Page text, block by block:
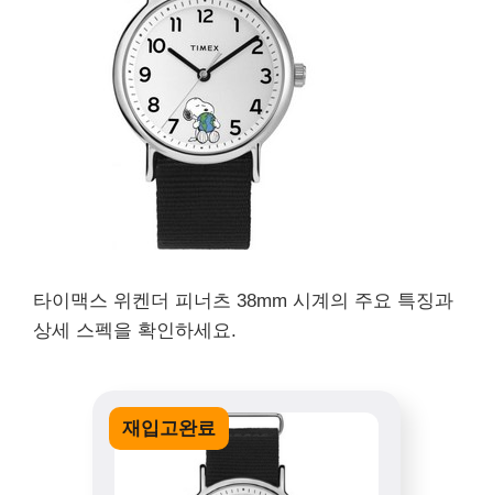
타이맥스 위켄더 피너츠 38mm 시계의 주요 특징과
상세 스펙을 확인하세요.
재입고완료